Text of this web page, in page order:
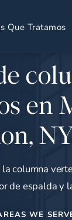
Que Tratamos
en
columna
de espalda y
WE